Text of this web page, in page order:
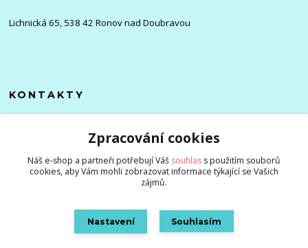
Lichnická 65, 538 42 Ronov nad Doubravou
KONTAKTY
+420 705 976 386
info@zlevnenizbozi.cz
Zpracování cookies
Náš e-shop a partneři potřebují Váš souhlas s použitím souborů
cookies, aby Vám mohli zobrazovat informace týkající se Vašich
zájmů.
Nastavení Souhlasím